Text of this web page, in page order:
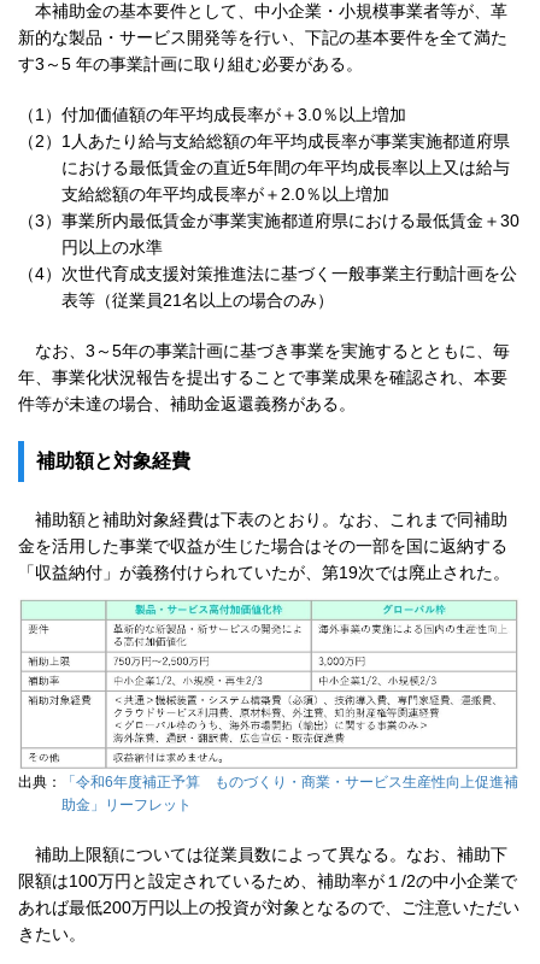
本補助金の基本要件として、中小企業・小規模事業者等が、革
新的な製品・サービス開発等を行い、下記の基本要件を全て満た
す3～5 年の事業計画に取り組む必要がある。
（1） 付加価値額の年平均成長率が＋3.0％以上増加
（2） 1人あたり給与支給総額の年平均成長率が事業実施都道府県
における最低賃金の直近5年間の年平均成長率以上又は給与
支給総額の年平均成長率が＋2.0％以上増加
（3） 事業所内最低賃金が事業実施都道府県における最低賃金＋30
円以上の水準
（4） 次世代育成支援対策推進法に基づく一般事業主行動計画を公
表等（従業員21名以上の場合のみ）
なお、3～5年の事業計画に基づき事業を実施するとともに、毎
年、事業化状況報告を提出することで事業成果を確認され、本要
件等が未達の場合、補助金返還義務がある。
補助額と対象経費
補助額と補助対象経費は下表のとおり。なお、これまで同補助
金を活用した事業で収益が生じた場合はその一部を国に返納する
「収益納付」が義務付けられていたが、第19次では廃止された。
出典：
「令和6年度補正予算 ものづくり・商業・サービス生産性向上促進補
助金」リーフレット
補助上限額については従業員数によって異なる。なお、補助下
限額は100万円と設定されているため、補助率が１/2の中小企業で
あれば最低200万円以上の投資が対象となるので、ご注意いただい
きたい。